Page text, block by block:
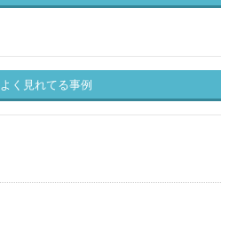
よく見れてる事例